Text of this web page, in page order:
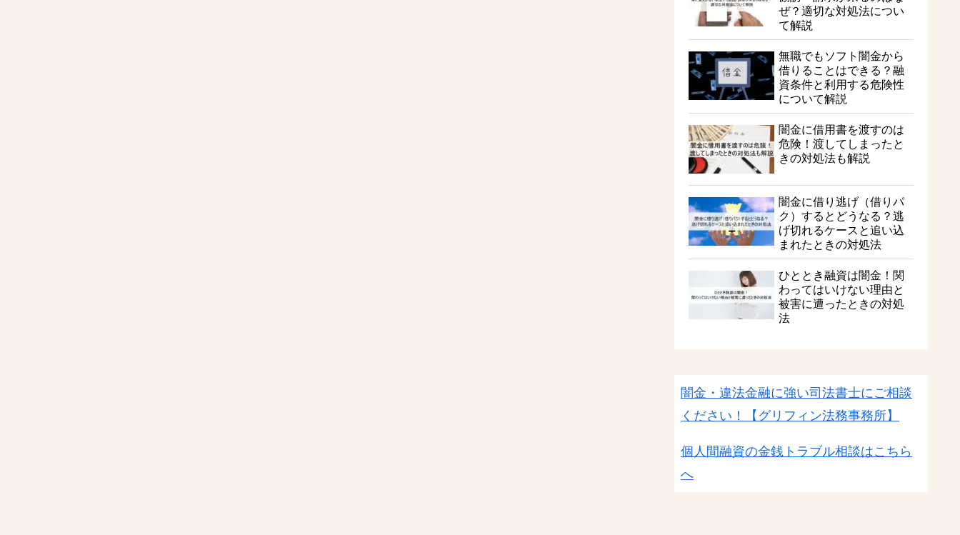
ぜ？適切な対処法につい
て解説
無職でもソフト闇金から
借りることはできる？融
資条件と利用する危険性
について解説
闇金に借用書を渡すのは
危険！渡してしまったと
きの対処法も解説
闇金に借り逃げ（借りパ
ク）するとどうなる？逃
げ切れるケースと追い込
まれたときの対処法
ひととき融資は闇金！関
わってはいけない理由と
被害に遭ったときの対処
法
闇金・違法金融に強い司法書士にご相談
ください！
【グリフィン法務事務所】
個人間融資の金銭トラブル相談はこちら
へ